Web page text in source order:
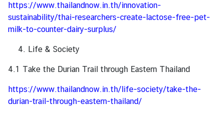
s
a
/
C
n
u
l
https://www.thailandnow.in.th/innovation-
sustainability/thai-researchers-create-lactose-free-pet-
milk-to-counter-dairy-surplus/
Life & Society
4.1 Take the Durian Trail through Eastern Thailand
https://www.thailandnow.in.th/life-society/take-the-
durian-trail-through-eastern-thailand/